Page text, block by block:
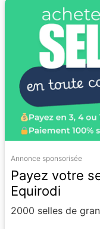
Annonce sponsorisée
Payez votre
Equirodi
2000 selles de